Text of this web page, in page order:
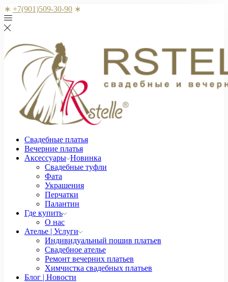
∗ +7(901)509-30-90 ∗
Свадебные платья
Вечерние платья
Аксессуары Новинка
Свадебные туфли
Фата
Украшения
Перчатки
Палантин
Где купить
О нас
Ателье | Услуги
Индивидуальный пошив платьев
Свадебное ателье
Ремонт вечерних платьев
Химчистка свадебных платьев
Блог | Новости